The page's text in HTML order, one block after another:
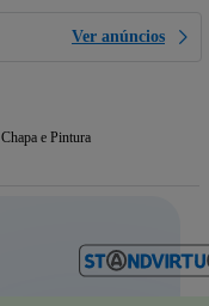
Ver anúncios
Chapa e Pintura